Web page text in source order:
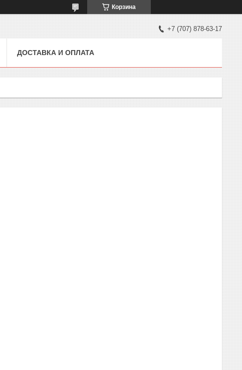
Корзина
+7 (707) 878-63-17
ДОСТАВКА И ОПЛАТА